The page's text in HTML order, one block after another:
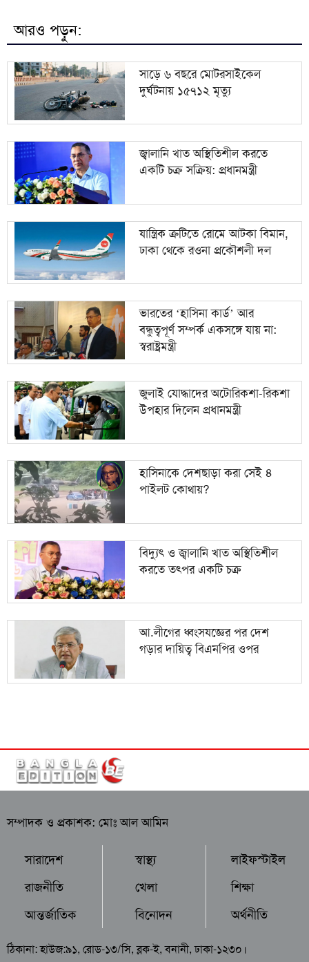
জামায়াত আমিরের
৯ জ্বালানি খাত অস্থিতিশীল করতে একটি চক্র সক্রিয়: প্রধানমন্ত্রী
১০
যান্ত্রিক ত্রুটিতে রোমে আটকা বিমান, ঢাকা থেকে রওনা
প্রকৌশলী দল
আরও পড়ুন:
সাড়ে ৬ বছরে মোটরসাইকেল
দুর্ঘটনায় ১৫৭১২ মৃত্যু
জ্বালানি খাত অস্থিতিশীল করতে
একটি চক্র সক্রিয়: প্রধানমন্ত্রী
যান্ত্রিক ত্রুটিতে রোমে আটকা বিমান,
ঢাকা থেকে রওনা প্রকৌশলী দল
ভারতের ‘হাসিনা কার্ড’ আর
বন্ধুত্বপূর্ণ সম্পর্ক একসঙ্গে যায় না:
স্বরাষ্ট্রমন্ত্রী
জুলাই যোদ্ধাদের অটোরিকশা-রিকশা
উপহার দিলেন প্রধানমন্ত্রী
হাসিনাকে দেশছাড়া করা সেই ৪
পাইলট কোথায়?
বিদ্যুৎ ও জ্বালানি খাত অস্থিতিশীল
করতে তৎপর একটি চক্র
আ.লীগের ধ্বংসযজ্ঞের পর দেশ
গড়ার দায়িত্ব বিএনপির ওপর
সম্পাদক ও প্রকাশক: মোঃ আল আমিন
সারাদেশ
রাজনীতি
আন্তর্জাতিক
স্বাস্থ্য
খেলা
বিনোদন
লাইফস্টাইল
শিক্ষা
অর্থনীতি
ঠিকানা: হাউজ:৯১, রোড-১৩/সি, ব্লক-ই, বনানী, ঢাকা-১২৩০।